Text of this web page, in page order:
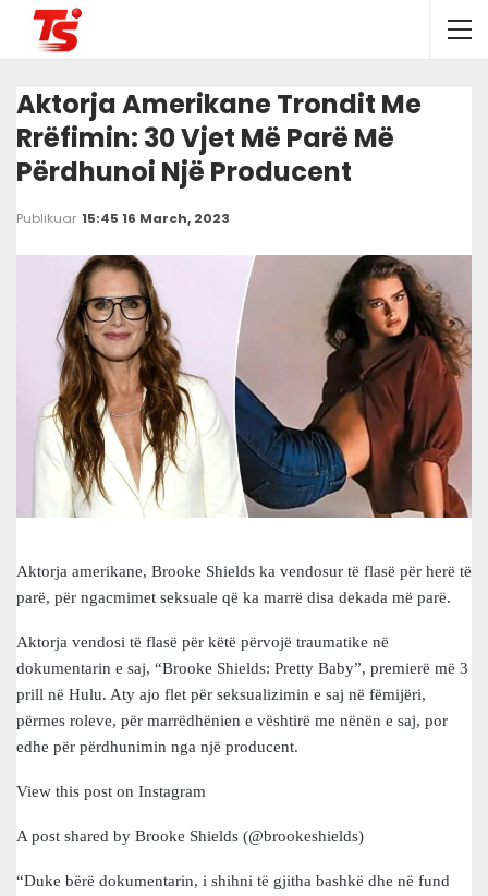
Aktorja Amerikane Trondit Me
Rrëfimin: 30 Vjet Më Parë Më
Përdhunoi Një Producent
Publikuar 15:45 16 March, 2023
Aktorja amerikane, Brooke Shields ka vendosur të flasë për herë të
parë, për ngacmimet seksuale që ka marrë disa dekada më parë.
Aktorja vendosi të flasë për këtë përvojë traumatike në
dokumentarin e saj, “Brooke Shields: Pretty Baby”, premierë më 3
prill në Hulu. Aty ajo flet për seksualizimin e saj në fëmijëri,
përmes roleve, për marrëdhënien e vështirë me nënën e saj, por
edhe për përdhunimin nga një producent.
View this post on Instagram
A post shared by Brooke Shields (@brookeshields)
“Duke bërë dokumentarin, i shihni të gjitha bashkë dhe në fund